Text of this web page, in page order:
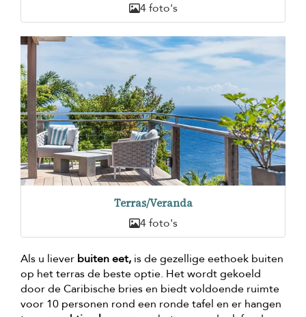
4 foto's
Terras/Veranda
4 foto's
Als u liever buiten eet, is de gezellige eethoek buiten
op het terras de beste optie. Het wordt gekoeld
door de Caribische bries en biedt voldoende ruimte
voor 10 personen rond een ronde tafel en er hangen